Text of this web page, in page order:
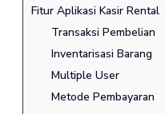
Fitur Aplikasi Kasir Rental
Transaksi Pembelian
Inventarisasi Barang
Multiple User
Metode Pembayaran